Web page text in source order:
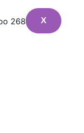
X